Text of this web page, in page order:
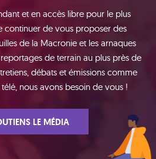
et en accès libre pour le plus
continuer de vous proposer des
de la Macronie et les arnaques
de terrain au plus près de
débats et émissions comme
nous avons besoin de vous !
LE MÉDIA